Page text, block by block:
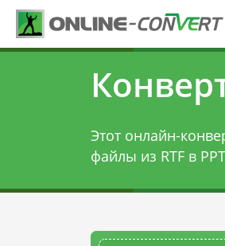
Этот онлайн-
файлы из RTF в